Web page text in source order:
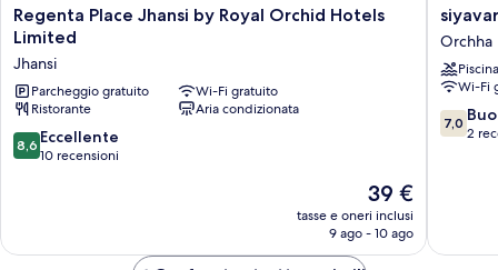
Regenta
Place
by
Royal
Orchid
Hotels
Limited
Regenta Place Jhansi by Royal Orchid Hotels
Limited
Jhansi
Parcheggio gratuito
Wi-Fi gratuito
Ristorante
Aria condizionata
8.6
su
8,6 Eccellente
10 recensioni
Il
prezzo
attuale
39 €
tasse e oneri inclusi
9 ago - 10 ago
siyavar
palace
Orchha
Orchha
Piscina
Wi-Fi
7.0
su
7,0
2